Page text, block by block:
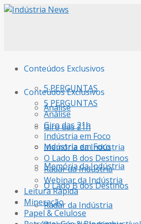
Conteúdos Exclusivos
5 PERGUNTAS
Análise
Giro das 21h
Indústria em Foco
Memória da Indústria
O Lado B dos Destinos
Radar da Indústria
Conteúdos Exclusivos
5 PERGUNTAS
Análise
Giro das 21h
Indústria em Foco
Memória da Indústria
O Lado B dos Destinos
Radar da Indústria
Webinar da Indústria
Leitura Rápida
Mineração
Papel & Celulose